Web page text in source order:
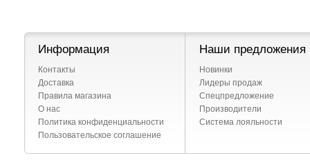
Информация
Контакты
Доставка
Правила магазина
О нас
Политика конфиденциальности
Пользовательское соглашение
Наши предложения
Новинки
Лидеры продаж
Спецпредложение
Производители
Система лояльности